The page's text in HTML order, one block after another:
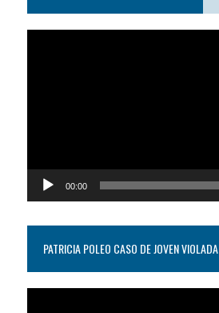
00:00
PATRICIA POLEO CASO DE JOVEN VIOLADA